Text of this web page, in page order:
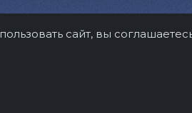
сайт, вы